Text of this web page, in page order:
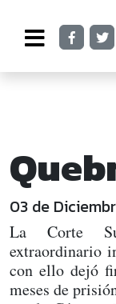
03 de
La Corte
extraordinario
con ello dejó
meses de